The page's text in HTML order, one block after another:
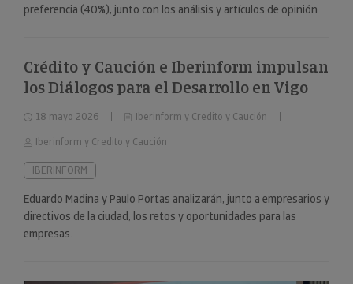
preferencia (40%), junto con los análisis y artículos de opinión
Crédito y Caución e Iberinform impulsan
los Diálogos para el Desarrollo en Vigo
18 mayo 2026
Iberinform y Credito y Caución
Iberinform y Credito y Caución
IBERINFORM
Eduardo Madina y Paulo Portas analizarán, junto a empresarios y
directivos de la ciudad, los retos y oportunidades para las
empresas.